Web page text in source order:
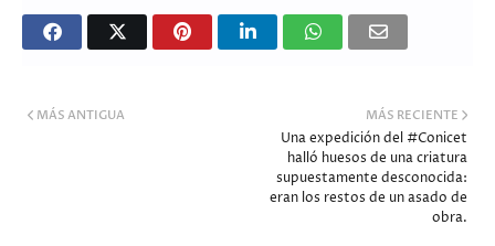
MÁS RECIENTE
Una expedición del #Conicet
halló huesos de una criatura
supuestamente desconocida:
eran los restos de un asado de
obra.
MÁS ANTIGUA